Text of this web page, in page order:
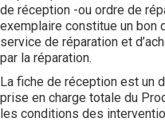
de réception -ou ordre de
exemplaire constitue un bon
service de réparation et
par la réparation.
La fiche de réception est un
prise en charge totale du
les conditions des